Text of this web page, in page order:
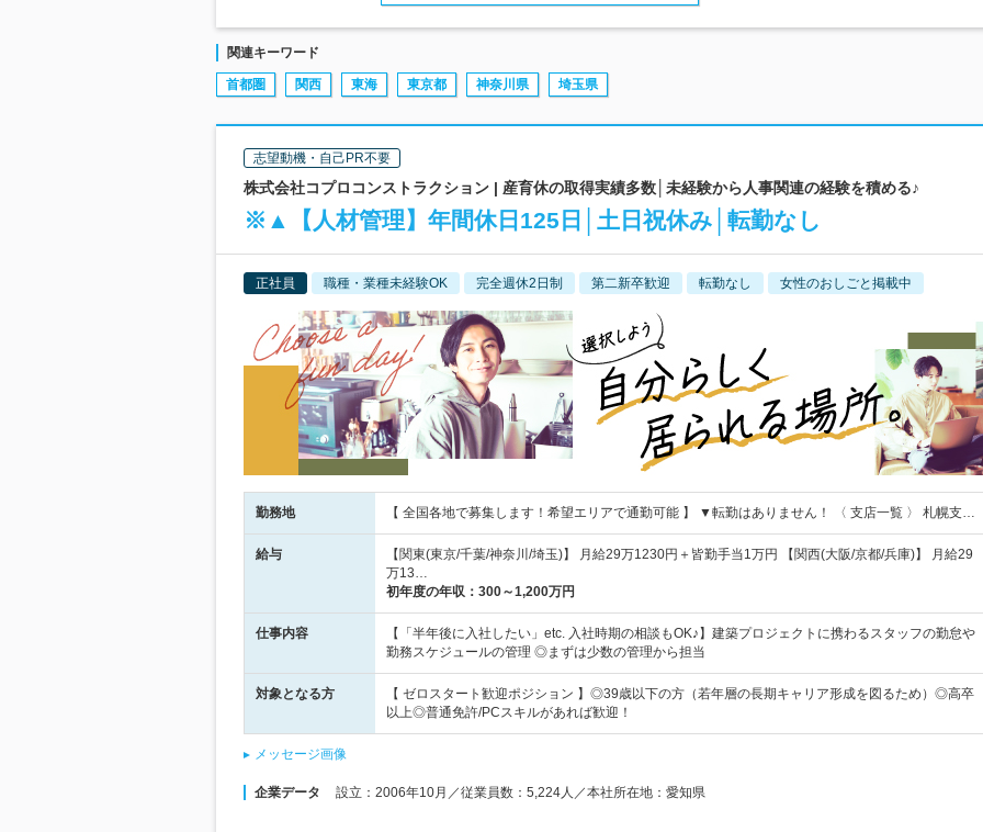
関連キーワード
首都圏 関西 東海 東京都 神奈川県 埼玉県
志望動機・自己PR不要
株式会社コプロコンストラクション | 産育休の取得実績多数│未経験から人事関連の経験を積める♪
※▲【人材管理】年間休日125日│土日祝休み│転勤なし
正社員 職種・業種未経験OK 完全週休2日制 第二新卒歓迎 転勤なし 女性のおしごと掲載中
勤務地 【 全国各地で募集します！希望エリアで通勤可能 】 ▼転勤はありません！ 〈 支店一覧 〉 札幌支…
給与
【関東(東京/千葉/神奈川/埼玉)】 月給29万1230円＋皆勤手当1万円 【関西(大阪/京都/兵庫)】 月給29
万13…
初年度の年収： 300～1,200万円
仕事内容
【「半年後に入社したい」etc. 入社時期の相談もOK♪】建築プロジェクトに携わるスタッフの勤怠や
勤務スケジュールの管理 ◎まずは少数の管理から担当
対象となる方
【 ゼロスタート歓迎ポジション 】◎39歳以下の方（若年層の長期キャリア形成を図るため）◎高卒
以上◎普通免許/PCスキルがあれば歓迎！
メッセージ画像
企業データ 設立：2006年10月／従業員数：5,224人／本社所在地：愛知県